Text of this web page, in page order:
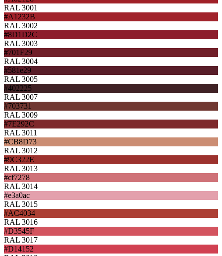
RAL 3001
#A1232B
RAL 3002
#8D1D2C
RAL 3003
#701F29
RAL 3004
#581e29
RAL 3005
#402225
RAL 3007
#703731
RAL 3009
#7E292C
RAL 3011
#CB8D73
RAL 3012
#9C322E
RAL 3013
#cf7278
RAL 3014
#e3a0ac
RAL 3015
#AC4034
RAL 3016
#D3545F
RAL 3017
#D14152